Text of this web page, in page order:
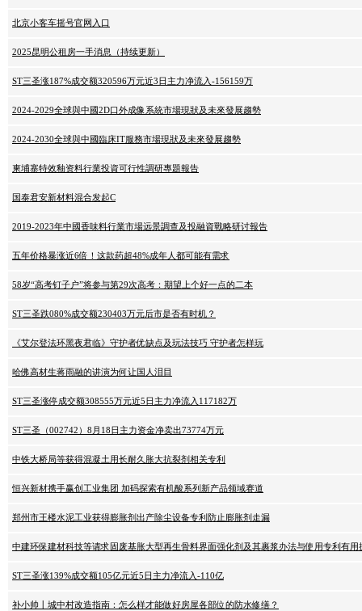
北京小客车摇号官网入口
2025昆明公租房一手消息（持续更新）
ST三圣涨187%成交额320596万元近3日主力净流入-156159万
2024-2029全球與中國2D口外成像系統市場現狀及未來發展趨勢
2024-2030全球與中國臨床IT服務市場現狀及未來發展趨勢
柬埔寨特效釉资料行業投資可行性調研專題報告
国泰君安新材料混合发起C
2019-2023年中國香味料行業市場远景調查及投融資戰略研讨報告
五年价格暴涨近6倍！这款药超48%成年人都可能有需求
58岁“高考钉子户”将参与第29次高考：期望上个好一点的二本
ST三圣跌080%成交额230403万元后市是否有时机？
《艾尔登法环黑夜君临》守护者优缺点及玩法技巧 守护者怎样玩
哈佛高材生蒋雨融的讲演为何让国人泪目
ST三圣涨停成交额308555万元近5日主力净流入117182万
ST三圣（002742）8月18日主力资金净卖出73774万元
中铁大桥局等获得混凝土用长耐久胀大抗裂剂相关专利
恒兴新材携手赢创工业集团 加码探索有机酸系列新产品领域赛道
郑州市王楼水泥工业获得膨胀剂出产除尘设备专利防止膨胀剂走漏
中建环保建材科技等请求固废基胀大型再生骨料界面强化剂及其裹浆办法与使用专利有
ST三圣涨139%成交额105亿元近5日主力净流入-110亿
补小帅丨城中村改造指南：怎么样才能做好房屋各部位的防水修缮？